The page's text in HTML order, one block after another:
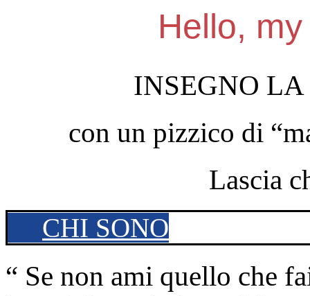
Hello,
INSEGNO
con un pizzico di
Lascia
CHI SONO
“ Se non ami quello che